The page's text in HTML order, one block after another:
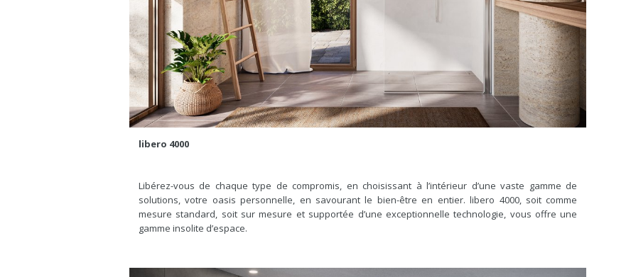
libero 4000
Libérez-vous de chaque type de compromis, en choisissant à l’intérieur d’une vaste gamme de
solutions, votre oasis personnelle, en savourant le bien-être en entier. libero 4000, soit comme
mesure standard, soit sur mesure et supportée d’une exceptionnelle technologie, vous offre une
gamme insolite d’espace.